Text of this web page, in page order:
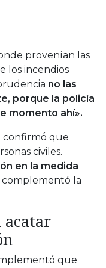
provenían las
los incendios
no las
porque la policía
momento ahí».
confirmó que
civiles.
en la medida
complementó la
acatar
que